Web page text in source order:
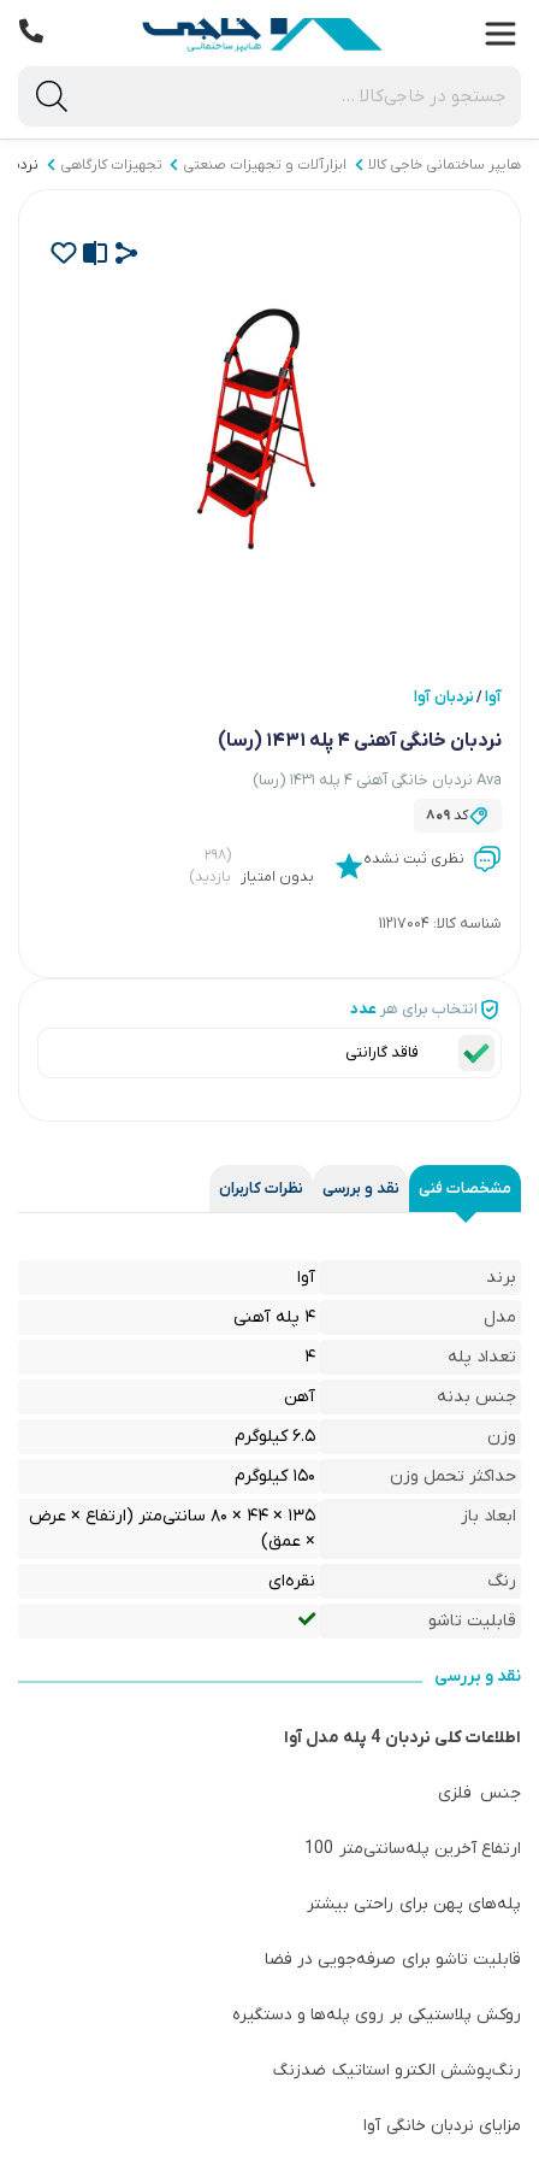
هایپر ساختمانی خاجی‌ کالا ابزارآلات و تجهیزات صنعتی تجهیزات کارگاهی نردبان
آوا/نردبان آوا
‏نردبان خانگی آهنی 4 پله 1431 (رسا)
Ava ‏نردبان خانگی آهنی 4 پله 1431 (رسا)
کد809
نظری ثبت نشده
بدون امتیاز
(۲۹۸
بازدید)
شناسه کالا: 11217004
انتخاب برای هر عدد
فاقد گارانتی
مشخصات فنی نقد و بررسی نظرات کاربران
برند
آوا
مدل
۴ پله آهنی
تعداد پله
۴
جنس بدنه
آهن
وزن
۶.۵ کیلوگرم
حداکثر تحمل وزن
۱۵۰ کیلوگرم
ابعاد باز
۱۳۵ × ۴۴ × ۸۰ سانتی‌متر (ارتفاع × عرض
× عمق)
رنگ
نقره‌ای
قابلیت تاشو
نقد و بررسی
اطلاعات کلی نردبان 4 پله مدل آوا
جنس
ارتفاع آخرین پله100 سانتی‌متر
پله‌های پهن برای راحتی بیشتر
قابلیت تاشو برای صرفه‌جویی در فضا
روکش پلاستیکی بر روی پله‌ها و دستگیره
رنگپوشش الکترو استاتیک ضدزنگ
مزایای نردبان خانگی آوا